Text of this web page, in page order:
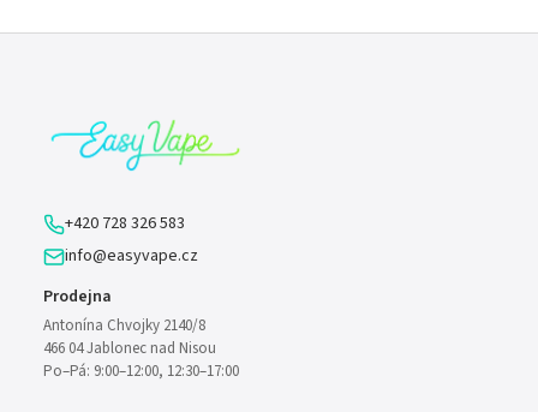
+420 728 326 583
info@easyvape.cz
Prodejna
Antonína Chvojky 2140/8
466 04 Jablonec nad Nisou
Po–Pá: 9:00–12:00, 12:30–17:00